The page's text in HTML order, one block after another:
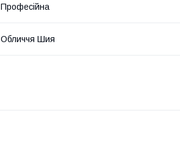
Професійна
Обличчя Шия